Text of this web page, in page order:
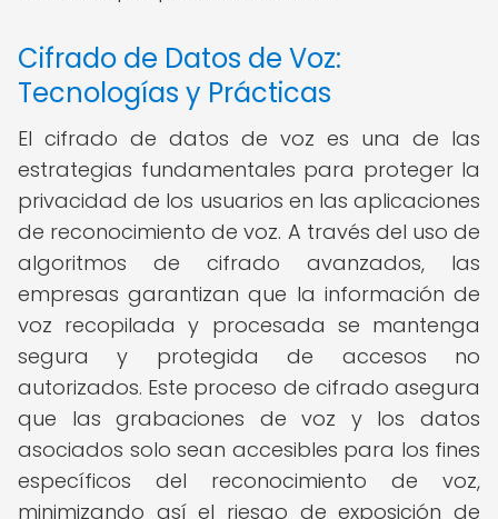
Cifrado de Datos de Voz:
Tecnologías y Prácticas
El cifrado de datos de voz es una de las
estrategias fundamentales para proteger la
privacidad de los usuarios en las aplicaciones
de reconocimiento de voz. A través del uso de
algoritmos de cifrado avanzados, las
empresas garantizan que la información de
voz recopilada y procesada se mantenga
segura y protegida de accesos no
autorizados. Este proceso de cifrado asegura
que las grabaciones de voz y los datos
asociados solo sean accesibles para los fines
específicos del reconocimiento de voz,
minimizando así el riesgo de exposición de